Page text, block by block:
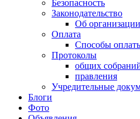
Безопасность
Законодательство
Об
Оплата
Способы
Протоколы
общих
правления
Учредительные
Блоги
Фото